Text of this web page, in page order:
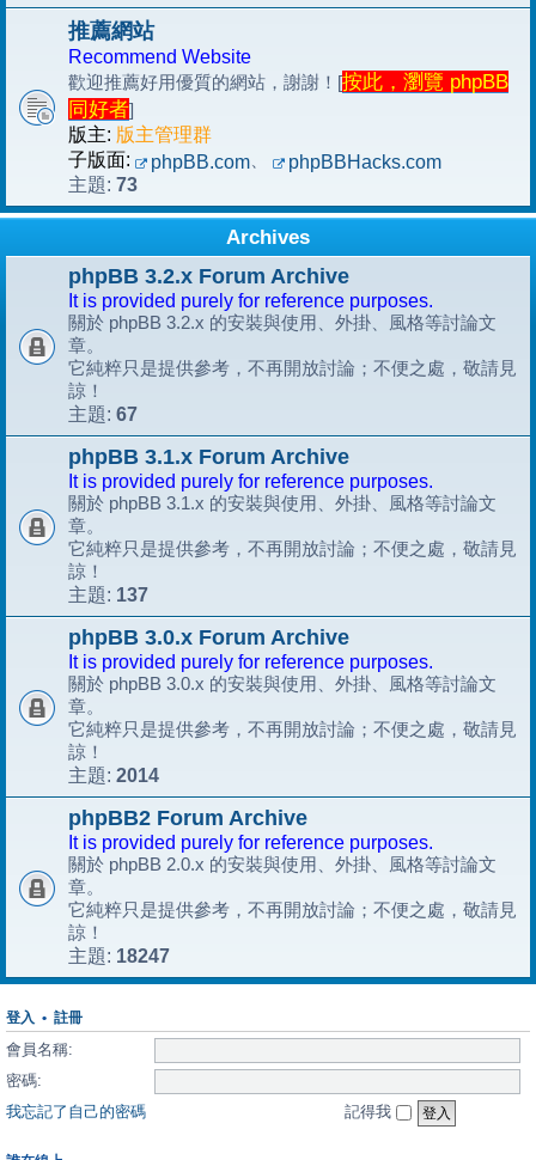
推薦網站
Recommend Website
歡迎推薦好用優質的網站，謝謝！[按此，瀏覽 phpBB
同好者]
版主: 版主管理群
子版面:
phpBB.com、
phpBBHacks.com
主題: 73
Archives
phpBB 3.2.x Forum Archive
It is provided purely for reference purposes.
關於 phpBB 3.2.x 的安裝與使用、外掛、風格等討論文
章。
它純粹只是提供參考，不再開放討論；不便之處，敬請見
諒！
主題: 67
phpBB 3.1.x Forum Archive
It is provided purely for reference purposes.
關於 phpBB 3.1.x 的安裝與使用、外掛、風格等討論文
章。
它純粹只是提供參考，不再開放討論；不便之處，敬請見
諒！
主題: 137
phpBB 3.0.x Forum Archive
It is provided purely for reference purposes.
關於 phpBB 3.0.x 的安裝與使用、外掛、風格等討論文
章。
它純粹只是提供參考，不再開放討論；不便之處，敬請見
諒！
主題: 2014
phpBB2 Forum Archive
It is provided purely for reference purposes.
關於 phpBB 2.0.x 的安裝與使用、外掛、風格等討論文
章。
它純粹只是提供參考，不再開放討論；不便之處，敬請見
諒！
主題: 18247
登入 • 註冊
會員名稱:
密碼:
我忘記了自己的密碼
記得我